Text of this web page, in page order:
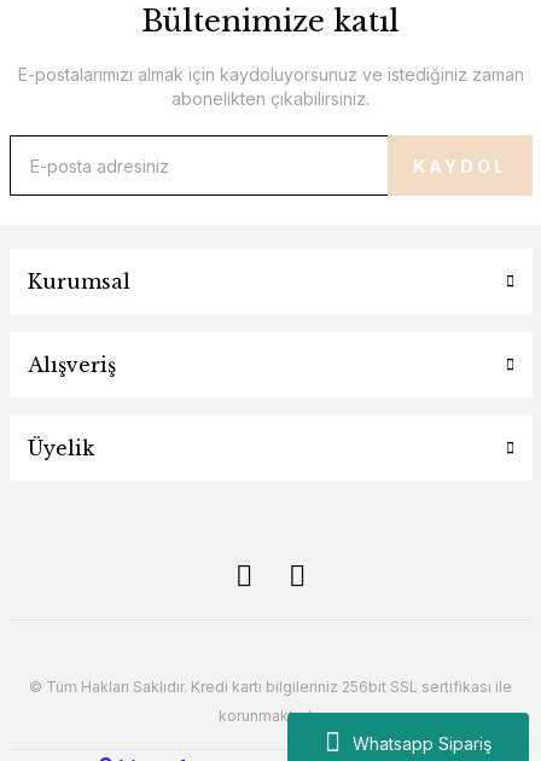
Whatsapp Sipariş
Bültenimize katıl
E-postalarımızı almak için kaydoluyorsunuz ve istediğiniz zaman
abonelikten çıkabilirsiniz.
KAYDOL
Kurumsal
Alışveriş
Üyelik
© Tüm Hakları Saklıdır. Kredi kartı bilgileriniz 256bit SSL sertifikası ile
korunmaktadır.